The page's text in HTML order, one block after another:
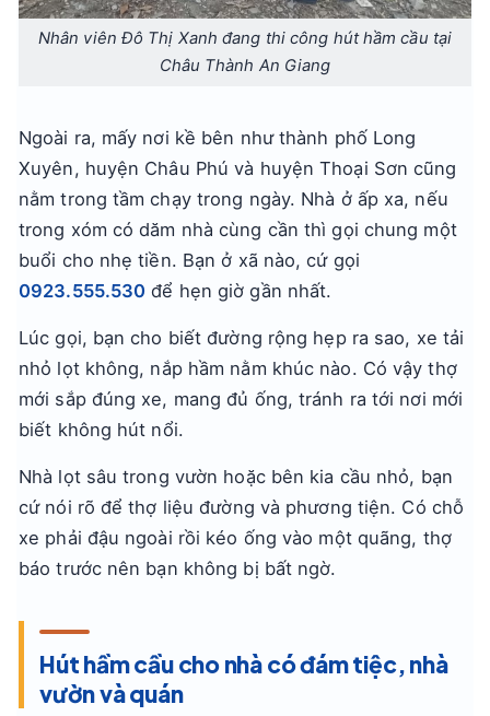
Nhân viên Đô Thị Xanh đang thi công hút hầm cầu tại
Châu Thành An Giang
Ngoài ra, mấy nơi kề bên như thành phố Long
Xuyên, huyện Châu Phú và huyện Thoại Sơn cũng
nằm trong tầm chạy trong ngày. Nhà ở ấp xa, nếu
trong xóm có dăm nhà cùng cần thì gọi chung một
buổi cho nhẹ tiền. Bạn ở xã nào, cứ gọi
0923.555.530 để hẹn giờ gần nhất.
Lúc gọi, bạn cho biết đường rộng hẹp ra sao, xe tải
nhỏ lọt không, nắp hầm nằm khúc nào. Có vậy thợ
mới sắp đúng xe, mang đủ ống, tránh ra tới nơi mới
biết không hút nổi.
Nhà lọt sâu trong vườn hoặc bên kia cầu nhỏ, bạn
cứ nói rõ để thợ liệu đường và phương tiện. Có chỗ
xe phải đậu ngoài rồi kéo ống vào một quãng, thợ
báo trước nên bạn không bị bất ngờ.
Hút hầm cầu cho nhà có đám tiệc, nhà
vườn và quán